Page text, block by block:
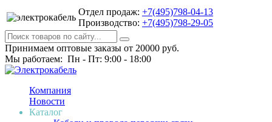
Отдел продаж: +7(495)798-04-13
Производство: +7(495)798-29-05
Принимаем оптовые заказы от 20000 руб.
Мы работаем: Пн - Пт: 9:00 - 18:00
Компания
Новости
Каталог